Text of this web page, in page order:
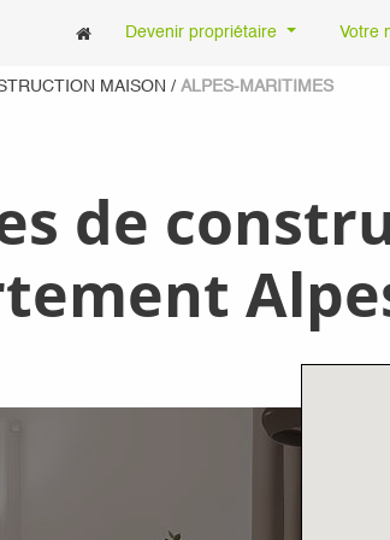
Devenir propriétaire Votre
MAISON / ALPES-MARITIMES
de